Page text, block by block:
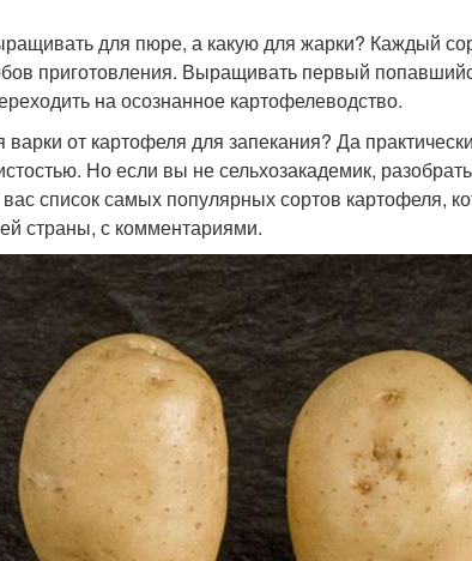
для пюре, а какую для жарки? Каждый
приготовления. Выращивать первый
на осознанное картофелеводство.
от картофеля для запекания? Да
Но если вы не сельхозакадемик,
список самых популярных сортов картофеля,
страны, с комментариями.